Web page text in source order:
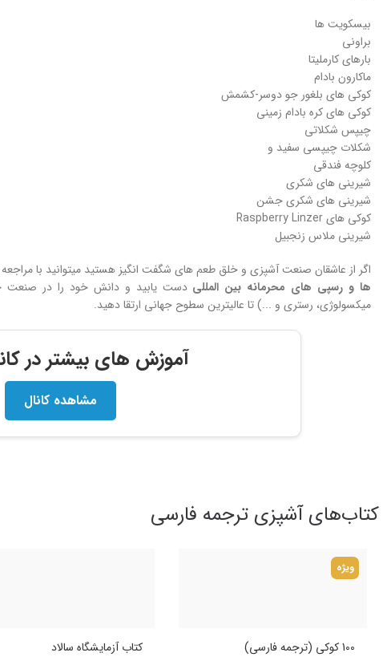
بیسکویت ها
براونی
بارهای کارملیتا
ماکارون بادام
کوکی های بلغور جو دوسر-کشمش
کوکی های کره بادام زمینی
چیپس شکلاتی
شکلات چیپسی سفید و
کلوچه فندقی
شیرینی های شکری
شیرینی های شکری جشن
کوکی های Raspberry Linzer
شیرینی ملاس زنجبیل
اگر از عاشقان صنعت آشپزی و خلق طعم های شگفت انگیز هستید میتوانید با
ها و رسپی های محرمانه بین المللی دست یابید و دانش خود را در صنعت
میکسولوژی، رستری و ...) تا عالیترین سطوح جهانی ارتقا دهید.
آموزش های بیشتر در
مشاهده کانال
کتاب‌های آشپزی ترجمه فارسی
ویژه
100 کوکی (ترجمه فارسی) کتاب آزمایشگاه سالاد